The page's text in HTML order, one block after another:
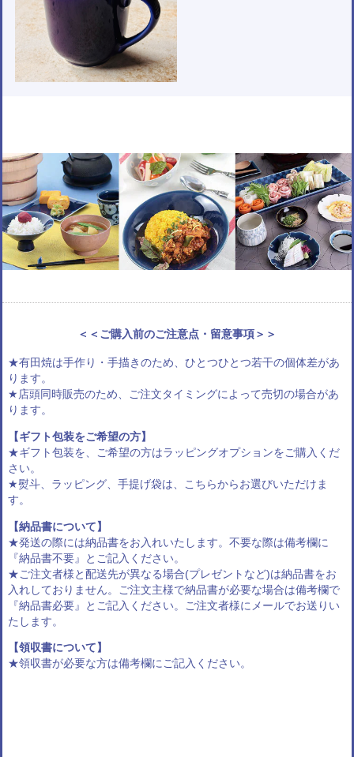
＜＜ご購入前のご注意点・留意事項＞＞
★有田焼は手作り・手描きのため、ひとつひとつ若干の個体差があ
ります。
★店頭同時販売のため、ご注文タイミングによって売切の場合があ
ります。
【ギフト包装をご希望の方】
★ギフト包装を、ご希望の方はラッピングオプションをご購入くだ
さい。
★熨斗、ラッピング、手提げ袋は、
こちらからお選びいただけま
す 。
【納品書について】
★発送の際には納品書をお入れいたします。不要な際は備考欄に
『納品書不要』とご記入ください。
★ご注文者様と配送先が異なる場合(プレゼントなど)は納品書をお
入れしておりません。ご注文主様で納品書が必要な場合は備考欄で
『納品書必要』とご記入ください。ご注文者様にメールでお送りい
たします。
【領収書について】
★領収書が必要な方は備考欄にご記入ください。